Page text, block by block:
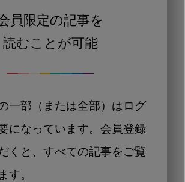
員限定の記事を
読むことが可能
一部（または全部）はログ
になっています。会員登録
くと、すべての記事をご覧
す。